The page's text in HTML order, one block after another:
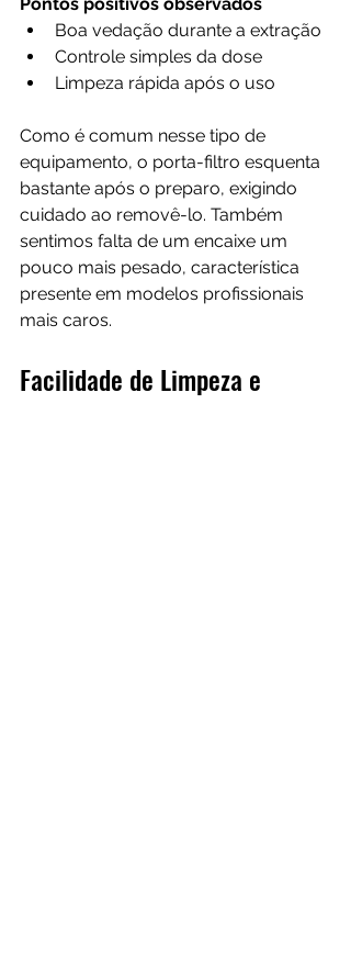
Boa vedação durante a extração
Controle simples da dose
Limpeza rápida após o uso
Como é comum nesse tipo de
equipamento, o porta-filtro esquenta
bastante após o preparo, exigindo
cuidado ao removê-lo. Também
sentimos falta de um encaixe um
pouco mais pesado, característica
presente em modelos profissionais
mais caros.
Facilidade de Limpeza e